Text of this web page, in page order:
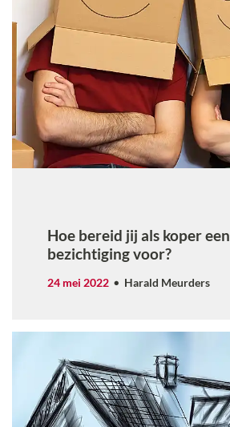
Hoe bereid jij als koper een
bezichtiging voor?
24 mei 2022 Harald Meurders